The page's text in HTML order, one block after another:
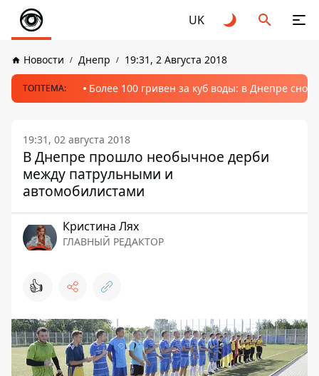
UK
Новости Днепр 19:31, 2 Августа 2018
ТОПТЕМА: Более 100 гривен за куб воды: в Днепре
19:31, 02 августа 2018
В Днепре прошло необычное дерби
между патрульными и
автомобилистами
Кристина Лях
ГЛАВНЫЙ РЕДАКТОР
👍